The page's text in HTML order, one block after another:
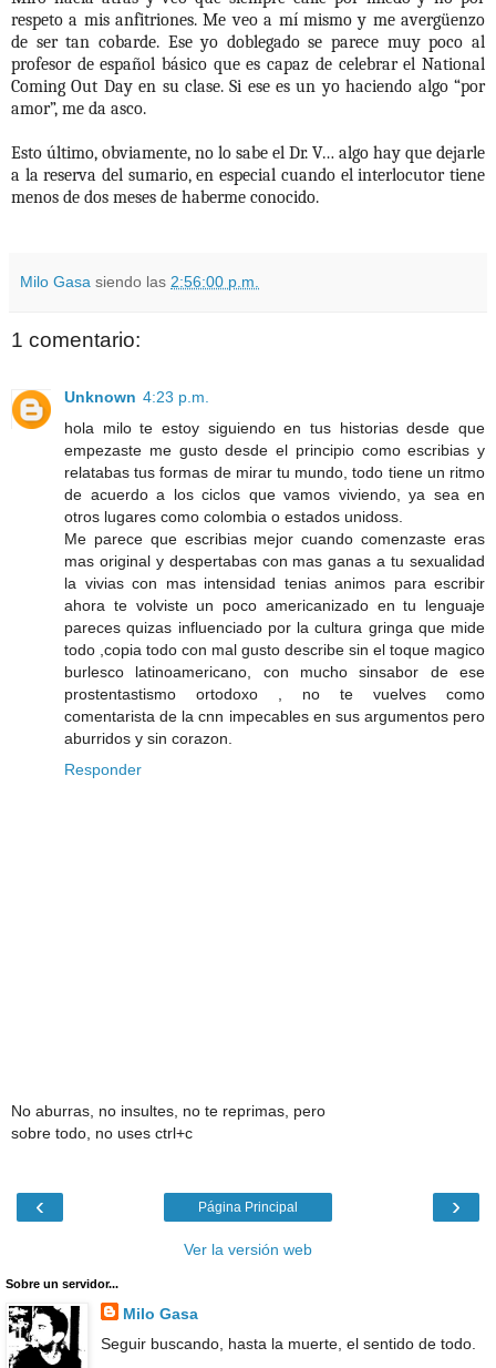
respeto a mis anfitriones. Me veo a mí mismo y me avergüenzo
de ser tan cobarde. Ese yo doblegado se parece muy poco al
profesor de español básico que es capaz de celebrar el National
Coming Out Day en su clase. Si ese es un yo haciendo algo “por
amor”, me da asco.
Esto último, obviamente, no lo sabe el Dr. V… algo hay que dejarle
a la reserva del sumario, en especial cuando el interlocutor tiene
menos de dos meses de haberme conocido.
Milo Gasa siendo las 2:56:00 p.m.
1 comentario:
Unknown 4:23 p.m.
hola milo te estoy siguiendo en tus historias desde que
empezaste me gusto desde el principio como escribias y
relatabas tus formas de mirar tu mundo, todo tiene un ritmo
de acuerdo a los ciclos que vamos viviendo, ya sea en
otros lugares como colombia o estados unidoss.
Me parece que escribias mejor cuando comenzaste eras
mas original y despertabas con mas ganas a tu sexualidad
la vivias con mas intensidad tenias animos para escribir
ahora te volviste un poco americanizado en tu lenguaje
pareces quizas influenciado por la cultura gringa que mide
todo ,copia todo con mal gusto describe sin el toque magico
burlesco latinoamericano, con mucho sinsabor de ese
prostentastismo ortodoxo , no te vuelves como
comentarista de la cnn impecables en sus argumentos pero
aburridos y sin corazon.
Responder
No aburras, no insultes, no te reprimas, pero
sobre todo, no uses ctrl+c
‹ ›
Página Principal
Ver la versión web
Sobre un servidor...
Milo Gasa
Seguir buscando, hasta la muerte, el sentido de todo.